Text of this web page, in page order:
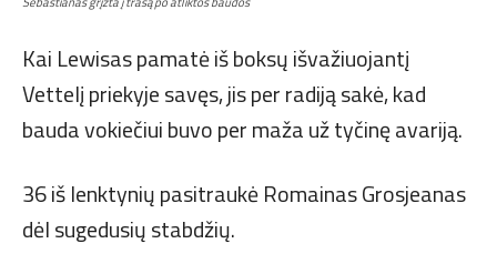
Kai Lewisas pamatė iš boksų išvažiuojantį
Vettelį priekyje savęs, jis per radiją sakė, kad
bauda vokiečiui buvo per maža už tyčinę avariją.
36 iš lenktynių pasitraukė Romainas Grosjeanas
dėl sugedusių stabdžių.